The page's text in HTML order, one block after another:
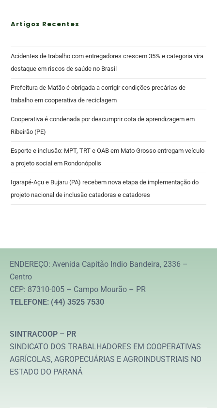
Artigos Recentes
Acidentes de trabalho com entregadores crescem 35% e categoria vira
destaque em riscos de saúde no Brasil
Prefeitura de Matão é obrigada a corrigir condições precárias de
trabalho em cooperativa de reciclagem
Cooperativa é condenada por descumprir cota de aprendizagem em
Ribeirão (PE)
Esporte e inclusão: MPT, TRT e OAB em Mato Grosso entregam veículo
a projeto social em Rondonópolis
Igarapé-Açu e Bujaru (PA) recebem nova etapa de implementação do
projeto nacional de inclusão catadoras e catadores
ENDEREÇO: Avenida Capitão Indio Bandeira, 2336 –
Centro
CEP: 87310-005 – Campo Mourão – PR
TELEFONE: (44) 3525 7530
SINTRACOOP – PR
SINDICATO DOS TRABALHADORES EM COOPERATIVAS
AGRÍCOLAS, AGROPECUÁRIAS E AGROINDUSTRIAIS NO
ESTADO DO PARANÁ